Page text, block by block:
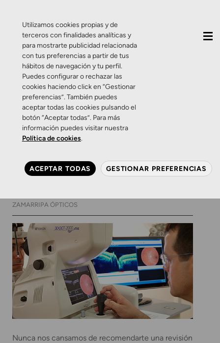
Etiqueta:esclerosis
multiple
Salud Visual Zamarripa
Vigila tus ojos frente a la
esclerosis múltiple.
ZAMARRIPA ÓPTICOS
Nunca nos cansamos de recomendarte una revisión
Utilizamos cookies propias y de
terceros con finalidades analíticas y
para mostrarte publicidad relacionada
con tus preferencias a partir de tus
hábitos de navegación y tu perfil.
Puedes configurar o rechazar las
cookies haciendo click en “Gestionar
preferencias”. También puedes
aceptar todas las cookies pulsando el
botón “Aceptar todas”. Para más
información puedes visitar nuestra
Política de cookies.
ACEPTAR TODAS GESTIONAR PREFERENCIAS